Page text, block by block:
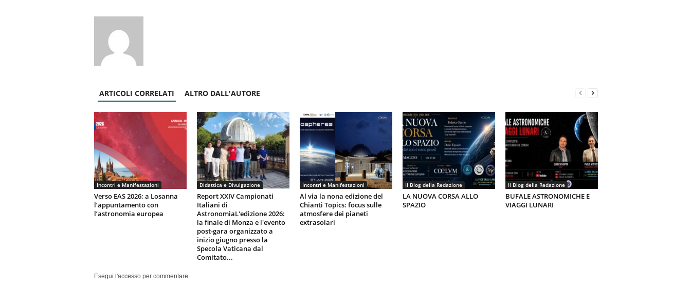
ARTICOLI CORRELATI ALTRO DALL'AUTORE
Incontri e Manifestazioni
Verso EAS 2026: a Losanna
l’appuntamento con
l’astronomia europea
Didattica e Divulgazione
Report XXIV Campionati
Italiani di
AstronomiaL'edizione 2026:
la finale di Monza e l'evento
post-gara organizzato a
inizio giugno presso la
Specola Vaticana dal
Comitato...
Incontri e Manifestazioni
Al via la nona edizione del
Chianti Topics: focus sulle
atmosfere dei pianeti
extrasolari
Il Blog della Redazione
LA NUOVA CORSA ALLO
SPAZIO
Il Blog della Redazione
BUFALE ASTRONOMICHE E
VIAGGI LUNARI
Esegui l'accesso per commentare.